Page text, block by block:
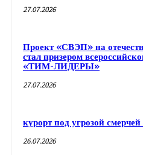
27.07.2026
Проект «СВЭП» на
стал призером
«ТИМ-ЛИДЕРЫ»
27.07.2026
курорт под угрозой
26.07.2026